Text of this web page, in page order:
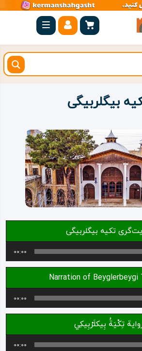
بیگلربیگی
تکیه بیگلربیگی
00:00
Narration of Beyglerbeygi
00:00
تِكْيَةُ بِيكلَرْبِيكِي
00:00